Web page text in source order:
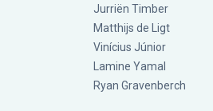
Jurriën Timber
Matthijs de Ligt
Vinícius Júnior
Lamine Yamal
Ryan Gravenberch